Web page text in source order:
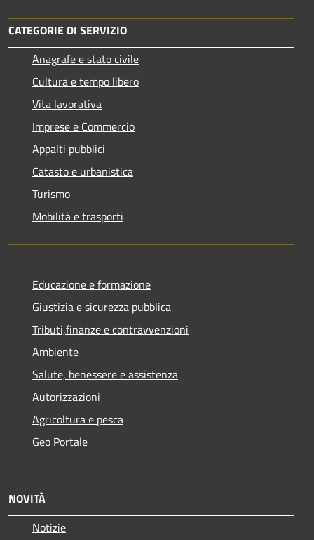
CATEGORIE DI SERVIZIO
Anagrafe e stato civile
Cultura e tempo libero
Vita lavorativa
Imprese e Commercio
Appalti pubblici
Catasto e urbanistica
Turismo
Mobilità e trasporti
Educazione e formazione
Giustizia e sicurezza pubblica
Tributi,finanze e contravvenzioni
Ambiente
Salute, benessere e assistenza
Autorizzazioni
Agricoltura e pesca
Geo Portale
NOVITÀ
Notizie